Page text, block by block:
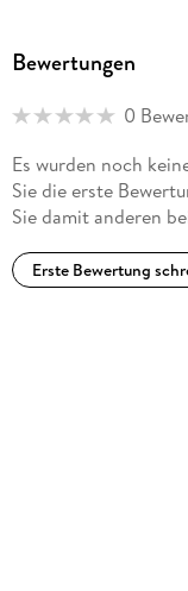
was ihm im Laufe
Bewertungen
0
Es wurden noch
Sie die erste
Sie damit anderen
Erste Bewertung